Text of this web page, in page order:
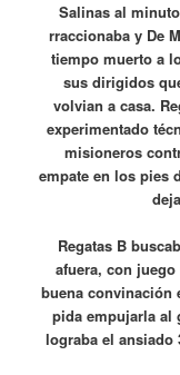
Salinas al
rraccionaba y De
tiempo muerto a
sus dirigidos
volvian a casa.
experimentado
misioneros
empate en los pies
Regatas B
afuera, con
buena convinación
pida empujarla al
lograba el ansiado